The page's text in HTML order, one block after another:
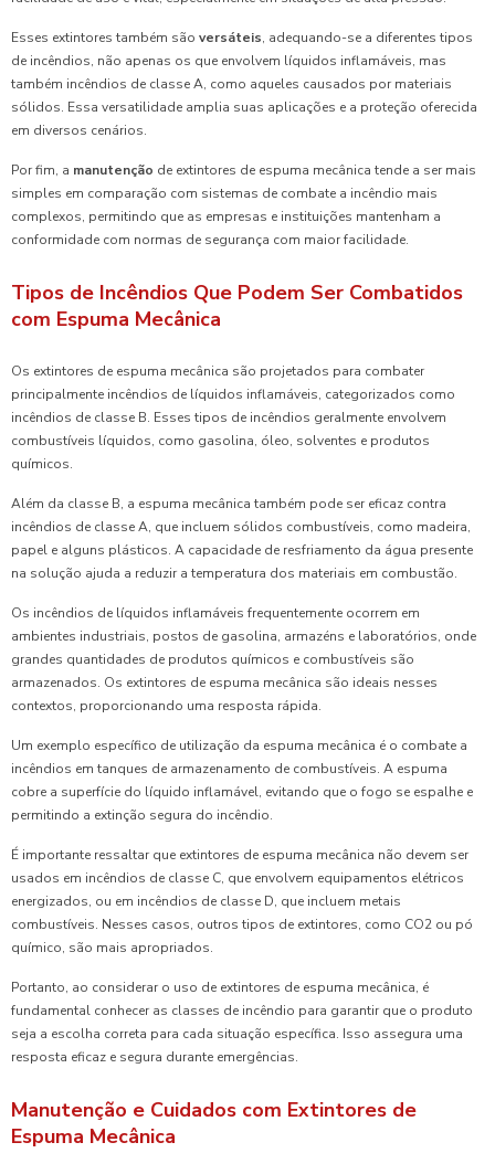
Esses extintores também são versáteis, adequando-se a diferentes tipos
de incêndios, não apenas os que envolvem líquidos inflamáveis, mas
também incêndios de classe A, como aqueles causados por materiais
sólidos. Essa versatilidade amplia suas aplicações e a proteção oferecida
em diversos cenários.
Por fim, a manutenção de extintores de espuma mecânica tende a ser mais
simples em comparação com sistemas de combate a incêndio mais
complexos, permitindo que as empresas e instituições mantenham a
conformidade com normas de segurança com maior facilidade.
Tipos de Incêndios Que Podem Ser Combatidos
com Espuma Mecânica
Os extintores de espuma mecânica são projetados para combater
principalmente incêndios de líquidos inflamáveis, categorizados como
incêndios de classe B. Esses tipos de incêndios geralmente envolvem
combustíveis líquidos, como gasolina, óleo, solventes e produtos
químicos.
Além da classe B, a espuma mecânica também pode ser eficaz contra
incêndios de classe A, que incluem sólidos combustíveis, como madeira,
papel e alguns plásticos. A capacidade de resfriamento da água presente
na solução ajuda a reduzir a temperatura dos materiais em combustão.
Os incêndios de líquidos inflamáveis frequentemente ocorrem em
ambientes industriais, postos de gasolina, armazéns e laboratórios, onde
grandes quantidades de produtos químicos e combustíveis são
armazenados. Os extintores de espuma mecânica são ideais nesses
contextos, proporcionando uma resposta rápida.
Um exemplo específico de utilização da espuma mecânica é o combate a
incêndios em tanques de armazenamento de combustíveis. A espuma
cobre a superfície do líquido inflamável, evitando que o fogo se espalhe e
permitindo a extinção segura do incêndio.
É importante ressaltar que extintores de espuma mecânica não devem ser
usados em incêndios de classe C, que envolvem equipamentos elétricos
energizados, ou em incêndios de classe D, que incluem metais
combustíveis. Nesses casos, outros tipos de extintores, como CO2 ou pó
químico, são mais apropriados.
Portanto, ao considerar o uso de extintores de espuma mecânica, é
fundamental conhecer as classes de incêndio para garantir que o produto
seja a escolha correta para cada situação específica. Isso assegura uma
resposta eficaz e segura durante emergências.
Manutenção e Cuidados com Extintores de
Espuma Mecânica